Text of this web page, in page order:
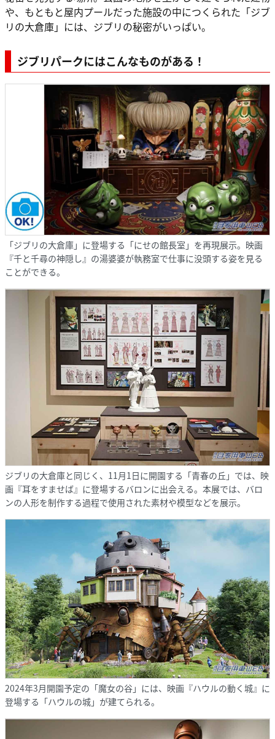
や、もともと屋内プールだった施設の中につくられた「ジブ
リの大倉庫」には、ジブリの秘密がいっぱい。
ジブリパークにはこんなものがある！
「ジブリの大倉庫」に登場する「にせの館長室」を再現展示。映画
『千と千尋の神隠し』の湯婆婆が執務室で仕事に没頭する姿を見る
ことができる。
ジブリの大倉庫と同じく、11月1日に開園する「青春の丘」では、映
画『耳をすませば』に登場するバロンに出会える。本展では、バロ
ンの人形を制作する過程で使用された素材や模型などを展示。
2024年3月開園予定の「魔女の谷」には、映画『ハウルの動く城』に
登場する「ハウルの城」が建てられる。